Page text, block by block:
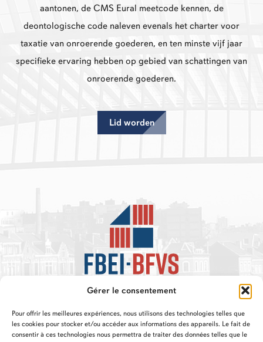
Gérer le consentement
Pour offrir les meilleures expériences, nous utilisons des technologies telles que
les cookies pour stocker et/ou accéder aux informations des appareils. Le fait de
consentir à ces technologies nous permettra de traiter des données telles que le
aantonen, de CMS Eural meetcode kennen, de
deontologische code naleven evenals het charter voor
taxatie van onroerende goederen, en ten minste vijf jaar
specifieke ervaring hebben op gebied van schattingen van
onroerende goederen.
Lid worden